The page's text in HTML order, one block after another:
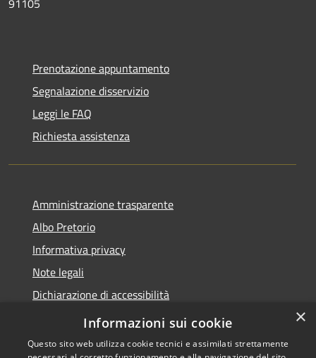
91105
Prenotazione appuntamento
Segnalazione disservizio
Leggi le FAQ
Richiesta assistenza
Amministrazione trasparente
Albo Pretorio
Informativa privacy
Note legali
Dichiarazione di accessibilità
Whistleblowing
×
Informazioni sui cookie
Questo sito web utilizza cookie tecnici e assimilati strettamente